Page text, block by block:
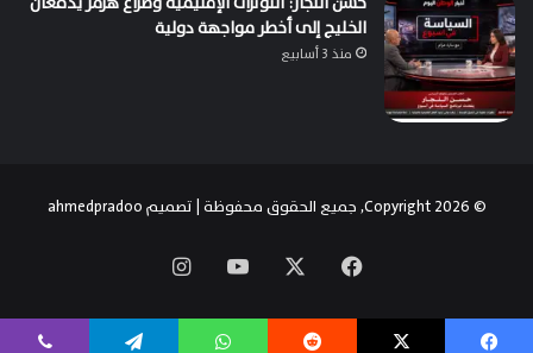
الخليج إلى أخطر مواجهة دولية
منذ 3 أسابيع
© Copyright 2026, جميع الحقوق محفوظة | تصميم ahmedpradoo
فيسبوك ‫YouTube